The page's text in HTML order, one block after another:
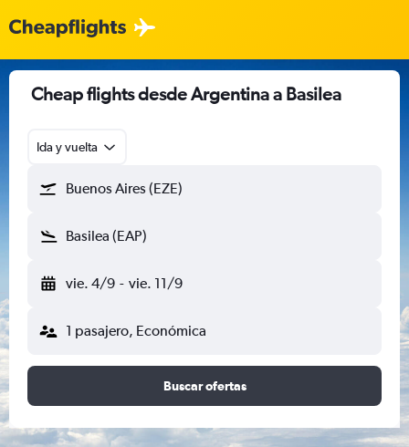
Cheap flights desde Argentina a Basilea
Ida y vuelta
Buenos Aires (EZE)
Basilea (EAP)
vie. 4/9 - vie. 11/9
1 pasajero, Económica
Buscar ofertas